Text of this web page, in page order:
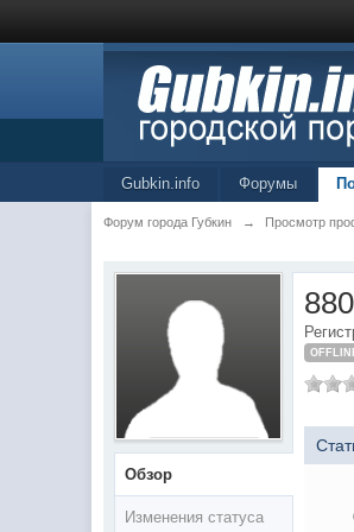
Gubkin.info Форумы
Форум города Губкин → Просмотр
Обзор
Изменения статуса